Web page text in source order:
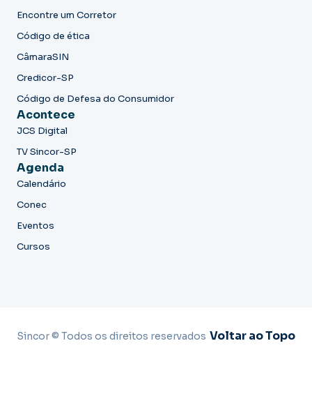
Encontre um Corretor
Código de ética
CâmaraSIN
Credicor-SP
Código de Defesa do Consumidor
Acontece
JCS Digital
TV Sincor-SP
Agenda
Calendário
Conec
Eventos
Cursos
Sincor © Todos os direitos reservados Voltar ao Topo